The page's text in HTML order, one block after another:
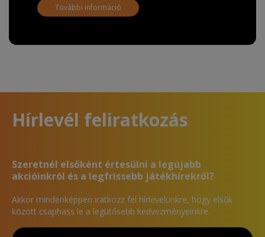
További információ
Hírlevél feliratkozás
Szeretnél elsőként értesülni a legújabb
akcióinkról és a legfrissebb játékhírekről?
Akkor mindenképpen iratkozz fel hírlevelünkre, hogy elsők
között csaphass le a legütősebb kedvezményeinkre.